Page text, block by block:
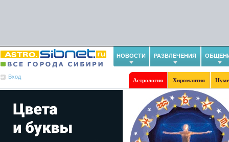
НОВОСТИ РАЗВЛЕЧЕНИЯ
Вход
Астрология Хиромантия